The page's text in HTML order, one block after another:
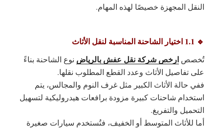
النقل المجهزة خصيصًا لهذه المهام.
🔹 1.1 اختيار الشاحنة المناسبة لنقل الأثاث
تُخصص ارخص شركة نقل عفش بالرياض نوع الشاحنة بناءً
على تفاصيل الأثاث وعدد القطع المطلوب نقلها.
ففي حالة الأثاث الكبير مثل غرف النوم والمجالس، يتم
استخدام شاحنات كبيرة مزودة برافعات هيدروليكية لتسهيل
التحميل والتفريغ.
أما للأثاث المتوسط أو الخفيف، فتُستخدم سيارات صغيرة